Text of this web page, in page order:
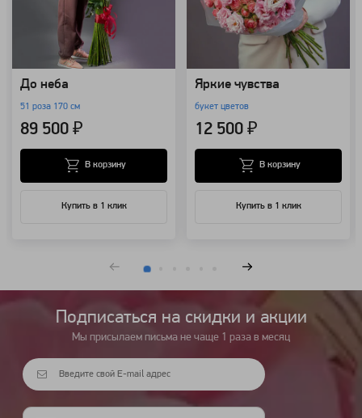
До неба
51 роза 170 см
89 500 ₽
Купить в 1 клик
В корзину
Яркие чувства
букет цветов
12 500 ₽
Купить в 1 клик
В корзину
Подписаться на cкидки и акции
Мы присылаем письма не чаще 1 раза в месяц